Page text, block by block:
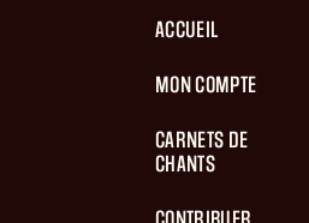
ACCUEIL
MON COMPTE
CARNETS DE
CHANTS